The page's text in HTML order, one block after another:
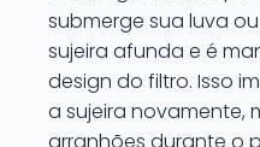
submerge sua luva
sujeira afunda e é
design do filtro. Isso
a sujeira novamente,